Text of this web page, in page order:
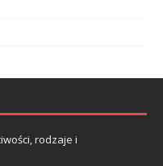
rodzaje i